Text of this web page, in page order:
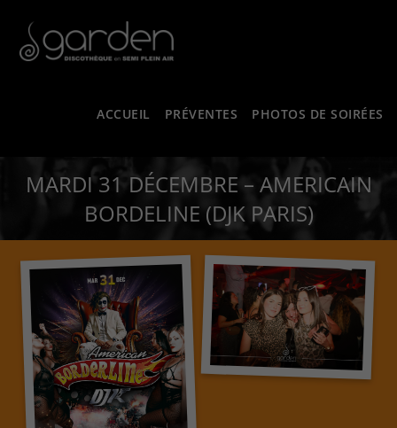
ACCUEIL PRÉVENTES PHOTOS DE SOIRÉES
MARDI 31 DÉCEMBRE – AMERICAIN
BORDELINE (DJK PARIS)